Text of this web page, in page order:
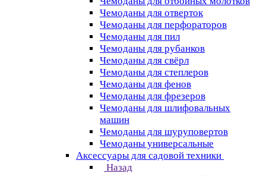
Чемоданы для отверток
Чемоданы для перфораторов
Чемоданы для пил
Чемоданы для рубанков
Чемоданы для свёрл
Чемоданы для степлеров
Чемоданы для фенов
Чемоданы для фрезеров
Чемоданы для шлифовальных
машин
Чемоданы для шуруповертов
Чемоданы универсальные
Аксессуары для садовой техники
Назад